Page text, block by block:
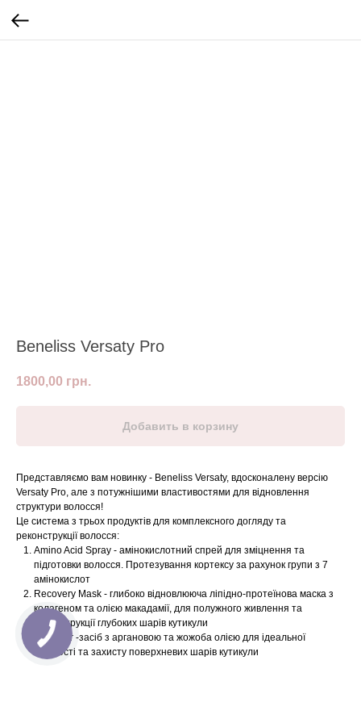
Beneliss Versaty Pro
1800,00 грн.
Добавить в корзину
Представляємо вам новинку - Beneliss Versaty, вдосконалену версію
Versaty Pro, але з потужнішими властивостями для відновлення
структури волосся!
Це система з трьох продуктів для комплексного догляду та
реконструкції волосся:
Amino Acid Spray - амінокислотний спрей для зміцнення та
підготовки волосся. Протезування кортексу за рахунок групи з 7
амінокислот
Recovery Mask - глибоко відновлююча ліпідно-протеїнова маска з
колагеном та олією макадамії, для полужного живлення та
реконструкції глубоких шарів кутикули
Defrizzer -засіб з аргановою та жожоба олією для ідеальної
гладкості та захисту поверхневих шарів кутикули